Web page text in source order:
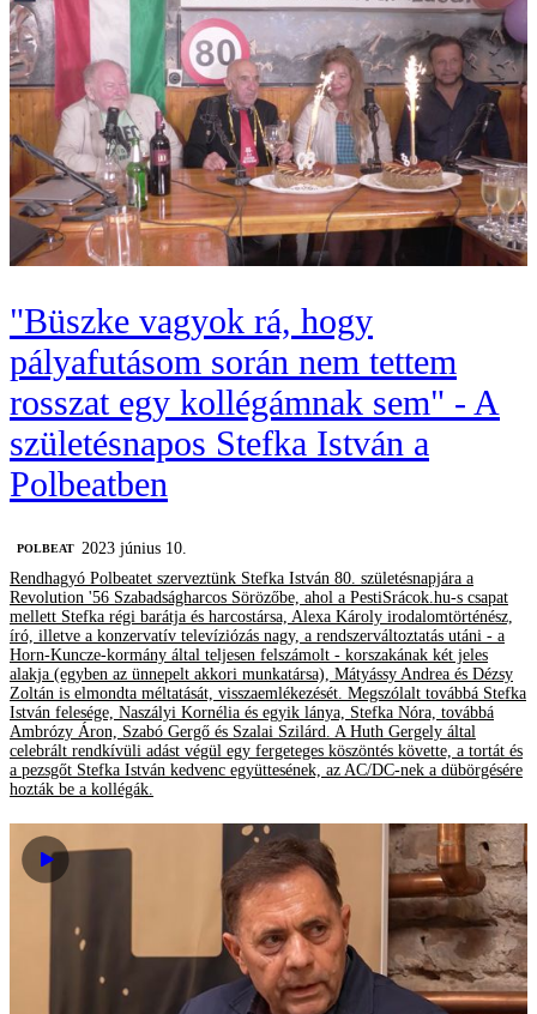
"Büszke vagyok rá, hogy
pályafutásom során nem tettem
rosszat egy kollégámnak sem" - A
születésnapos Stefka István a
Polbeatben
‎POLBEAT 2023 június 10.
Rendhagyó Polbeatet szerveztünk Stefka István 80. születésnapjára a
Revolution '56 Szabadságharcos Sörözőbe, ahol a PestiSrácok.hu-s csapat
mellett Stefka régi barátja és harcostársa, Alexa Károly irodalomtörténész,
író, illetve a konzervatív televíziózás nagy, a rendszerváltoztatás utáni - a
Horn-Kuncze-kormány által teljesen felszámolt - korszakának két jeles
alakja (egyben az ünnepelt akkori munkatársa), Mátyássy Andrea és Dézsy
Zoltán is elmondta méltatását, visszaemlékezését. Megszólalt továbbá Stefka
István felesége, Naszályi Kornélia és egyik lánya, Stefka Nóra, továbbá
Ambrózy Áron, Szabó Gergő és Szalai Szilárd. A Huth Gergely által
celebrált rendkívüli adást végül egy fergeteges köszöntés követte, a tortát és
a pezsgőt Stefka István kedvenc együttesének, az AC/DC-nek a dübörgésére
hozták be a kollégák.